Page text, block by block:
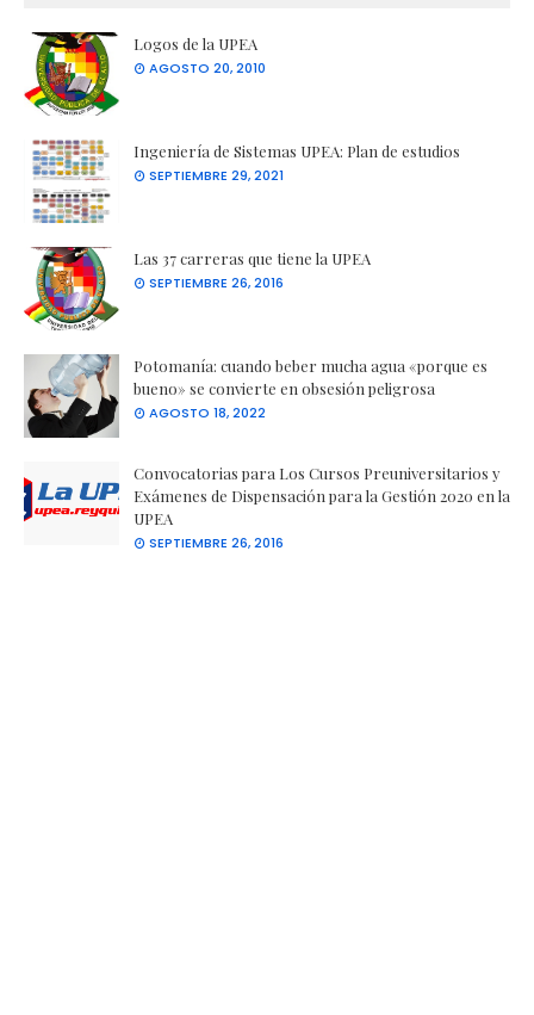
Logos de la UPEA
AGOSTO 20, 2010
Ingeniería de Sistemas UPEA: Plan de estudios
SEPTIEMBRE 29, 2021
Las 37 carreras que tiene la UPEA
SEPTIEMBRE 26, 2016
Potomanía: cuando beber mucha agua «porque es
bueno» se convierte en obsesión peligrosa
AGOSTO 18, 2022
Convocatorias para Los Cursos Preuniversitarios y
Exámenes de Dispensación para la Gestión 2020 en la
UPEA
SEPTIEMBRE 26, 2016